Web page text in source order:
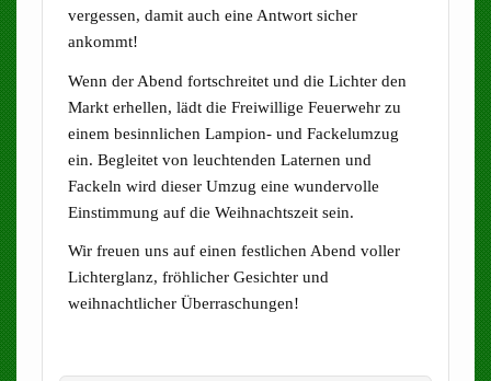
vergessen, damit auch eine Antwort sicher
ankommt!
Wenn der Abend fortschreitet und die Lichter den
Markt erhellen, lädt die Freiwillige Feuerwehr zu
einem besinnlichen Lampion- und Fackelumzug
ein. Begleitet von leuchtenden Laternen und
Fackeln wird dieser Umzug eine wundervolle
Einstimmung auf die Weihnachtszeit sein.
Wir freuen uns auf einen festlichen Abend voller
Lichterglanz, fröhlicher Gesichter und
weihnachtlicher Überraschungen!